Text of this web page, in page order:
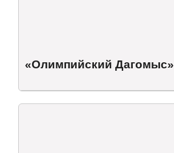
«Олимпийский Дагомыс»